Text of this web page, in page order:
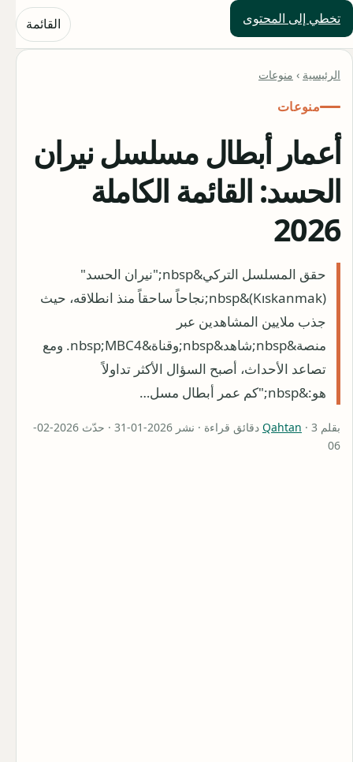
تخطي إلى المحتوى
حلول العالم القائمة
الرئيسية › منوعات
منوعات
أعمار أبطال مسلسل نيران
الحسد: القائمة الكاملة
2026
حقق المسلسل التركي&nbsp;"نيران الحسد"
(Kıskanmak)&nbsp;نجاحاً ساحقاً منذ انطلاقه، حيث
جذب ملايين المشاهدين عبر
منصة&nbsp;شاهد&nbsp;وقناة&nbsp;MBC4. ومع
تصاعد الأحداث، أصبح السؤال الأكثر تداولاً
هو:&nbsp;"كم عمر أبطال مسل…
بقلم Qahtan
· 3 دقائق قراءة · نشر 2026-01-31 · حدّث 2026-02-
06